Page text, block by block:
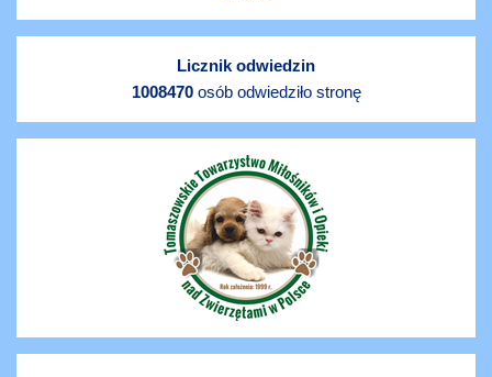
Licznik odwiedzin
1008470osób odwiedziło stronę